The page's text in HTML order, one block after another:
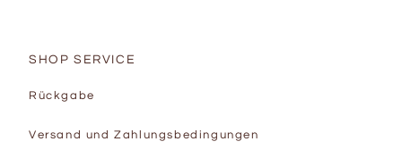
SHOP SERVICE
Rückgabe
Versand und Zahlungsbedingungen